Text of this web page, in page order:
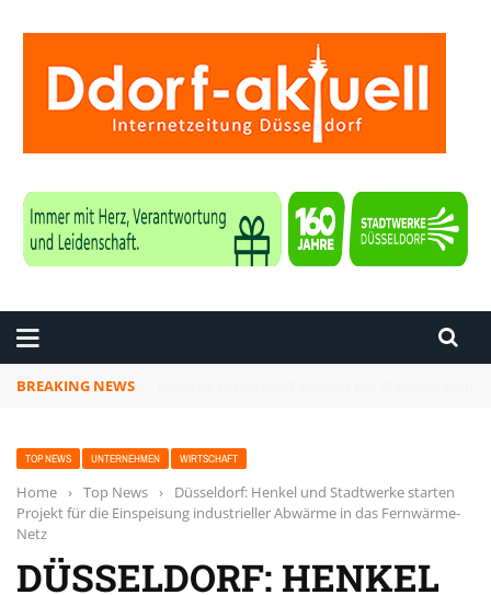
BREAKING NEWS
TOP NEWS UNTERNEHMEN WIRTSCHAFT
Home › Top News ›
Düsseldorf: Henkel und Stadtwerke starten
Projekt für die Einspeisung industrieller Abwärme in das Fernwärme-
Netz
DÜSSELDORF: HENKEL